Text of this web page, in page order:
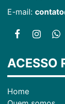
E-mail:
ACESSO
Home